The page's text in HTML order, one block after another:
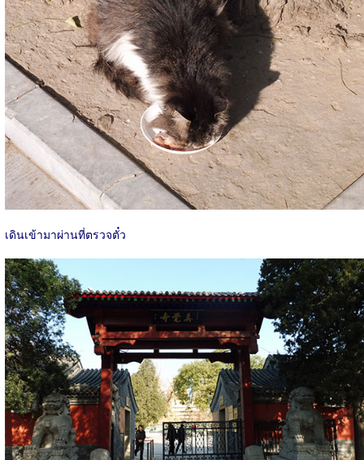
เดินเข้ามาผ่านที่ตรวจตั๋ว